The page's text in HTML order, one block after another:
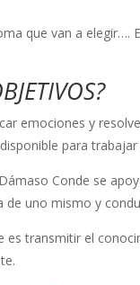
que van a elegir….
emociones y
para
Conde se
uno mismo y
es transmitir el